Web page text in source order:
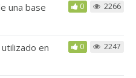
una base
0 2266
en
0 2247